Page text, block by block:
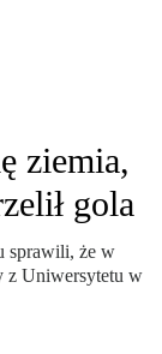
ziemia,
gola
sprawili, że w
z Uniwersytetu w